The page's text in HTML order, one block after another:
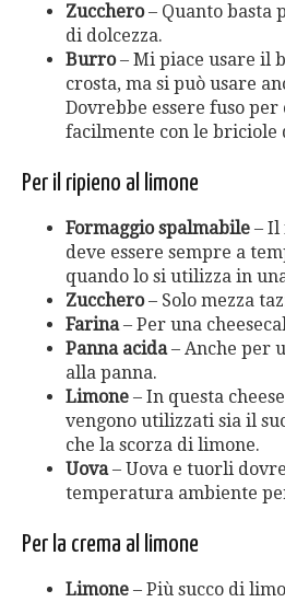
Zucchero– Quanto basta
di dolcezza.
Burro– Mi piace usare il
crosta, ma si può usare
Dovrebbe essere fuso
facilmente con le briciole
Per il ripieno al limone
Formaggio spalmabile – Il
deve essere sempre a
quando lo si utilizza in
Zucchero– Solo mezza
Farina– Per una
Panna acida– Anche per
alla panna.
Limone – In questa
vengono utilizzati sia il
che la scorza di limone.
Uova– Uova e tuorli
temperatura ambiente
Per la crema al limone
Limone – Più succo di